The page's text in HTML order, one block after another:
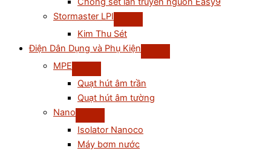
Stormaster LPI
Kim Thu Sét
Điện Dân Dụng và Phụ Kiện
MPE
Quạt hút âm trần
Quạt hút âm tường
Nano
Isolator Nanoco
Máy bơm nước